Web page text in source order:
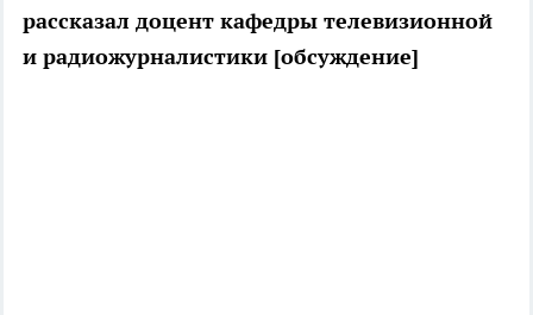
рассказал доцент кафедры телевизионной
и радиожурналистики [обсуждение]